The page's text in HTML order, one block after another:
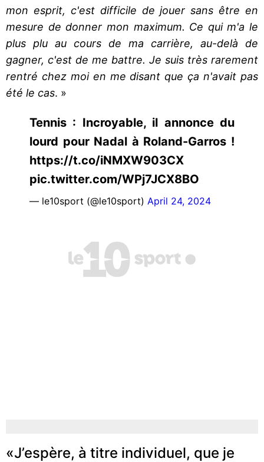
mon esprit, c'est difficile de jouer sans être en
mesure de donner mon maximum. Ce qui m'a le
plus plu au cours de ma carrière, au-delà de
gagner, c'est de me battre. Je suis très rarement
rentré chez moi en me disant que ça n'avait pas
été le cas. »
Tennis : Incroyable, il annonce du
lourd pour Nadal à Roland-Garros !
https://t.co/iNMXW903CX
pic.twitter.com/WPj7JCX8BO
— le10sport (@le10sport) April 24, 2024
«J’espère, à titre individuel, que je